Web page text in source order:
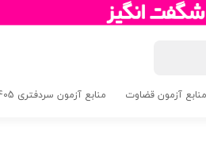
منابع آزمون قضاوت منابع آزمون سردفتری 1405